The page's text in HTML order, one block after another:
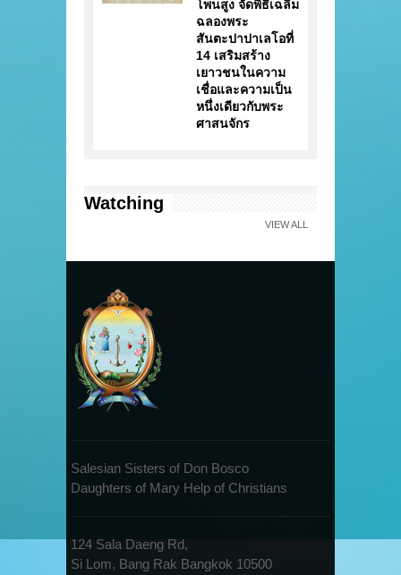
โพนสูง จัดพิธีเฉลิม
ฉลองพระ
สันตะปาปาเลโอที่
14 เสริมสร้าง
เยาวชนในความ
เชื่อและความเป็น
หนึ่งเดียวกับพระ
ศาสนจักร
Watching
VIEW ALL
Salesian Sisters of Don Bosco
Daughters of Mary Help of Christians
124 Sala Daeng Rd,
Si Lom, Bang Rak Bangkok 10500